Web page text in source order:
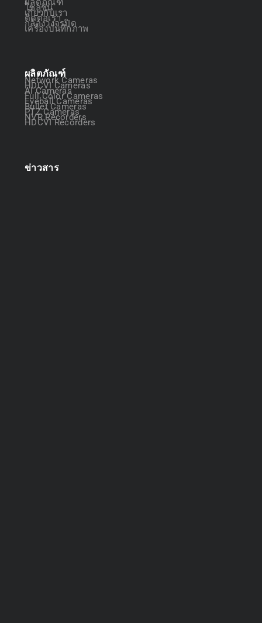
โซลูชัน
เกี่ยวกับเรา
ติดต่อเรา
กล้องวงจรปิด
เครื่องบันทึกภาพ
ผลิตภัณฑ์
Network Cameras
HDCVI Cameras
AI Cameras
Full Color Cameras
Eyeball Cameras
Bullet Cameras
PTZ Cameras
NVR Recorders
HDCVI Recorders
ข่าวสาร